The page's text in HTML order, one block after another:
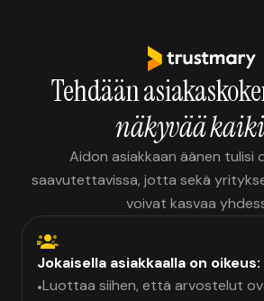
Tehdään
näkyvää
Aidon asiakkaan äänen tulisi
saavutettavissa, jotta sekä
voivat kasvaa
Jokaisella asiakkaalla on oikeus:
•Luottaa siihen, että arvostelut